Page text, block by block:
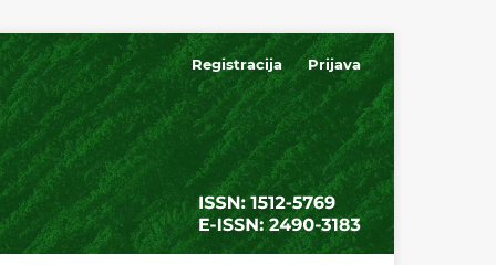
Registracija Prijava